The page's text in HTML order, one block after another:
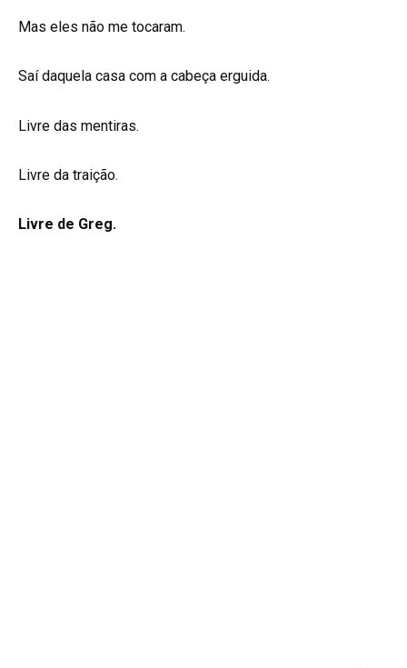
Mas eles não me tocaram.
Saí daquela casa com a cabeça erguida.
Livre das mentiras.
Livre da traição.
Livre de Greg.